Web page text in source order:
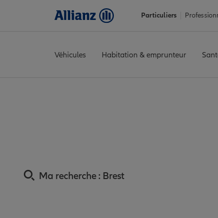
Particuliers
Véhicules Habitation & emprunteur
Ma recherche : Brest